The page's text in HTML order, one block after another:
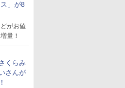
」が8
がお値
量！
くらみ
さんが